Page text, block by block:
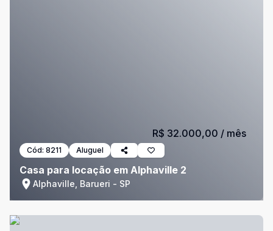
Cód: 8211 Aluguel
Casa para locação em Alphaville 2
Alphaville, Barueri - SP
R$ 32.000,00 / mês